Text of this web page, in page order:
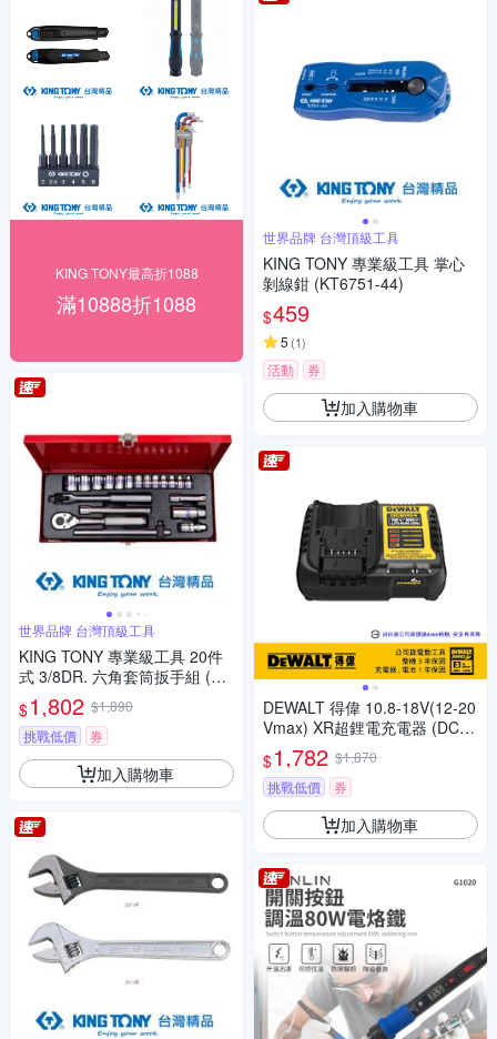
KING TONY最高折1088
滿10888折1088
世界品牌 台灣頂級工具
KING TONY 專業級工具 20件
式 3/8DR. 六角套筒扳手組 (KT
3520MR10)
$1,802 $1,890
挑戰低價
券
加入購物車
世界品牌 台灣頂級工具
KING TONY 專業級工具 掌心
剝線鉗 (KT6751-44)
$459
5 (1)
活動 券
加入購物車
DEWALT 得偉 10.8-18V(12-20
Vmax) XR超鋰電充電器 (DCB1
104)
$1,782 $1,870
挑戰低價
券
加入購物車